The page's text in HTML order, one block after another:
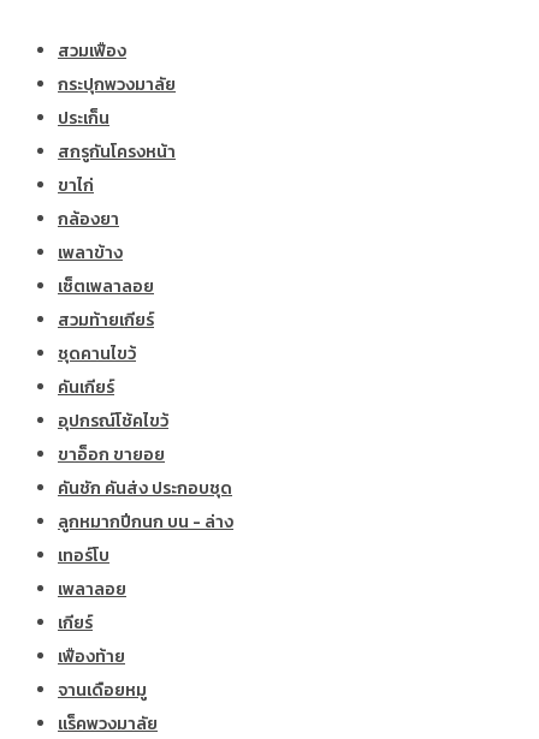
สวมเฟือง
กระปุกพวงมาลัย
ประเก็น
สกรูกันโครงหน้า
ขาไก่
กล้องยา
เพลาข้าง
เซ็ตเพลาลอย
สวมท้ายเกียร์
ชุดคานไขว้
คันเกียร์
อุปกรณ์โช้คไขว้
ขาอ็อก ขายอย
คันชัก คันส่ง ประกอบชุด
ลูกหมากปีกนก บน - ล่าง
เทอร์โบ
เพลาลอย
เกียร์
เฟืองท้าย
จานเดือยหมู
แร็คพวงมาลัย